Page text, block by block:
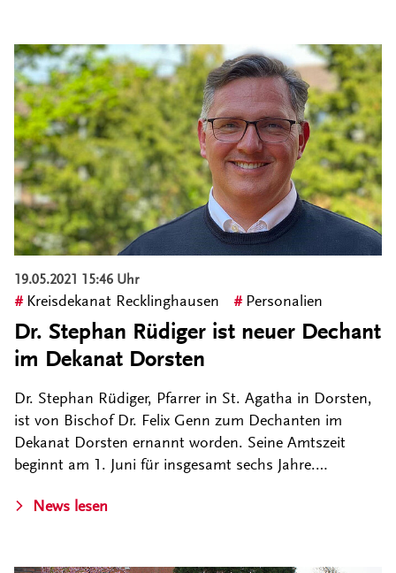
19.05.2021 15:46 Uhr
Kreisdekanat Recklinghausen Personalien
Dr. Stephan Rüdiger ist neuer Dechant
im Dekanat Dorsten
Dr. Stephan Rüdiger, Pfarrer in St. Agatha in Dorsten,
ist von Bischof Dr. Felix Genn zum Dechanten im
Dekanat Dorsten ernannt worden. Seine Amtszeit
beginnt am 1. Juni für insgesamt sechs Jahre.…
News lesen